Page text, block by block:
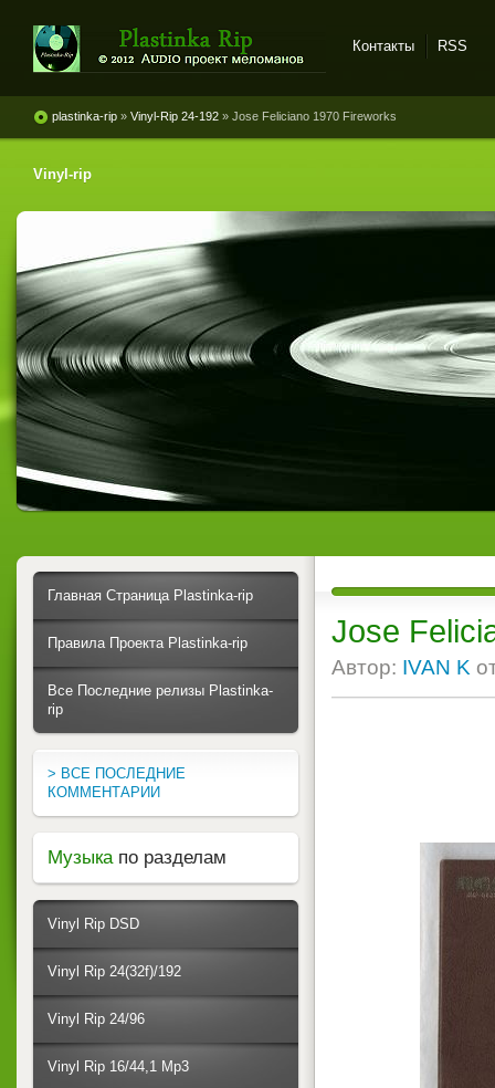
винила и магнитоальбомов
Контакты RSS
plastinka-rip » Vinyl-Rip 24-192 » Jose Feliciano 1970 Fireworks
Vinyl-rip
Jose
Автор: IVAN K
Главная Страница Plastinka-rip
Правила Проекта Plastinka-rip
Все Последние релизы Plastinka-
rip
> ВСЕ ПОСЛЕДНИЕ
КОММЕНТАРИИ
Музыка по разделам
Vinyl Rip DSD
Vinyl Rip 24(32f)/192
Vinyl Rip 24/96
Vinyl Rip 16/44,1 Mp3